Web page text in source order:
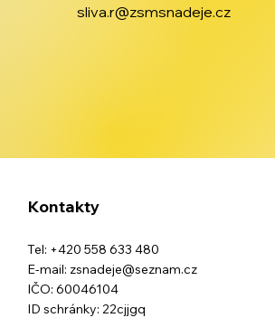
sliva.r@zsmsnadeje.cz
Kontakty
Tel: +420 558 633 480
E-mail: zsnadeje@seznam.cz
IČO: 60046104
ID schránky: 22cjjgq